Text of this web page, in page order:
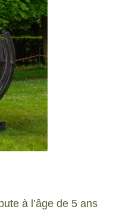
à l’âge de 5 ans